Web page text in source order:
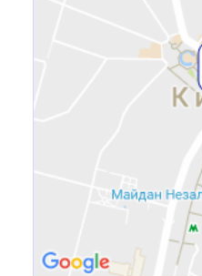
Ссылка для мобильных устройств